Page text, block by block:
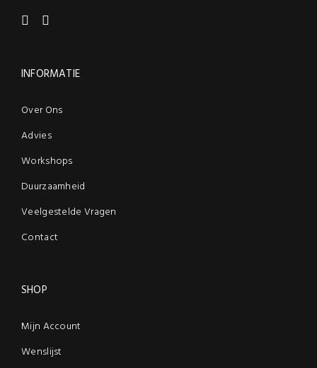
INFORMATIE
Over Ons
Advies
Workshops
Duurzaamheid
Veelgestelde Vragen
Contact
SHOP
Mijn Account
Wenslijst